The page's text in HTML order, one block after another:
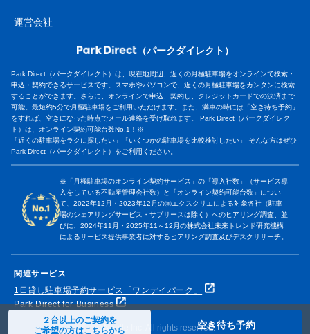
２台以上のご契約を
ご希望の方はこちらから
空き待ち予約
運営会社
（パークダイレクト）
Park Direct（パークダイレクト）は、現在地周辺、近くの月極駐車場をオンラインで検索・
申込・契約できるサービスです。スマホやパソコンで、近くの月極駐車場をカンタンに検索
することができます。さらに、オンラインで申込、契約し、クレジットカードでの決済まで
可能。最短約5分で月極駐車場をご利用いただけます。また、満車の時には「空き待ち予約」
をすれば、空きになった時点でメール連絡を受け取れます。 Park Direct（パークダイレク
ト）は、オンライン契約可能台数No.1！※
「近くの駐車場をラクに探したい」「いくつかの駐車場を比較検討したい」 そんな方はぜひ
Park Direct（パークダイレクト）をご利用ください。
※「月極駐車場のオンライン契約サービス」の「導入社数」（サービス導
入をしている不動産管理会社数）と「オンライン契約可能台数」につい
て、2022年12月・2023年12月の㈱エクスクリエによる対象各社（駐車
場のシェアリングサービス・サブリースは除く）へのヒアリング調査、並
びに、2024年11月・2025年11～12月の株式会社未来トレンド研究機構
によるサービス提供事業者に対するヒアリング調査及びデスクリサーチ。
関連サービス
1日貸し駐車場予約サービス「ワンデイパーク」
Park Direct for Business
© Nealle Inc. All rights reserved.